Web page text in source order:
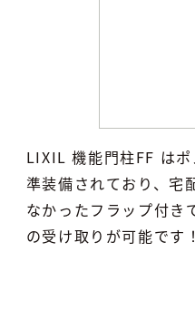
LIXIL 機能門柱FF は
準装備されており、宅
なかったフラップ付き
の受け取りが可能です！